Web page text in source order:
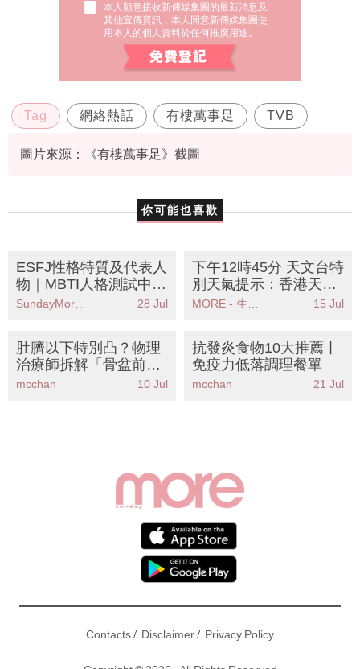
本人願意接收新傳媒集團的最新消息及
其他宣傳資訊，本人同意新傳媒集團使
用本人的個人資料於任何推廣用途。
Tag 網絡熱話 有樓萬事足 TVB
圖片來源：《有樓萬事足》截圖
你可能也喜歡
ESFJ性格特質及代表人
物｜MBTI人格測試中被
稱為「執政官」人格28 Jul
下午12時45分 天文台特
別天氣提示：香港天文
台發出強陣風警告市民
15 Jul
肚臍以下特別凸？物理
治療師拆解「骨盆前
傾」成因丨5招自我檢
mcchan 10 Jul
抗發炎食物10大推薦丨
免疫力低落調理餐單
mcchan 21 Jul
Contacts/ Disclaimer/ Privacy Policy